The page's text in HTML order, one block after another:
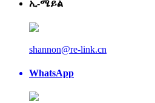
ኢ-ሜይል
shannon@re-link.cn
WhatsApp